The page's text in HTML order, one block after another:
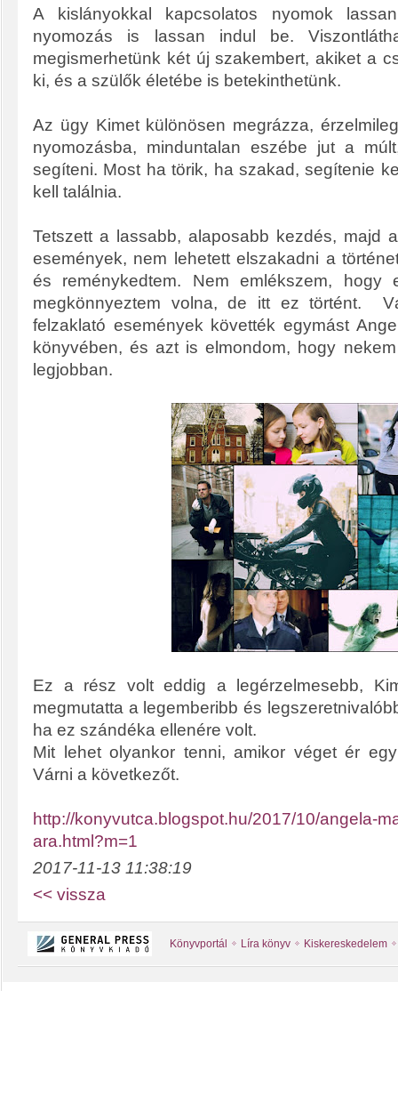
A kislányokkal kapcsolatos nyomok
nyomozás is lassan indul be.
megismerhetünk két új szakembert, akiket a
ki, és a szülők életébe is betekinthetünk.
Az ügy Kimet különösen megrázza,
nyomozásba, minduntalan eszébe jut a
segíteni. Most ha törik, ha szakad, segítenie
kell találnia.
Tetszett a lassabb, alaposabb kezdés, majd
események, nem lehetett elszakadni a
és reménykedtem. Nem emlékszem, hogy
megkönnyeztem volna, de itt ez történt.
felzaklató események követték egymást
könyvében, és azt is elmondom, hogy
legjobban.
Ez a rész volt eddig a legérzelmesebb,
megmutatta a legemberibb és
ha ez szándéka ellenére volt.
Mit lehet olyankor tenni, amikor véget ér
Várni a következőt.
http://konyvutca.blogspot.hu/2017/10/angela-
ara.html?m=1
2017-11-13 11:38:19
<< vissza
Könyvportál Líra könyv Kiskereskedelem